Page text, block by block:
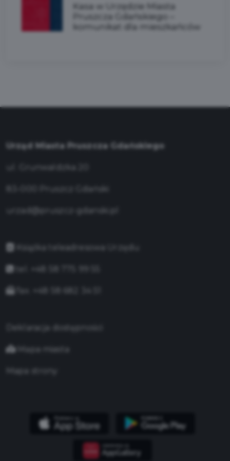
Kasa w Urzędzie Miasta
Pruszcza Gdańskiego –
komunikat dla mieszkańców
Urząd Miasta Pruszcza Gdańskiego
urzad@pruszcz-gdanski.pl
Książka teleadresowa Urzędu
Deklaracja dostępności
Mapa miasta
Mapa strony